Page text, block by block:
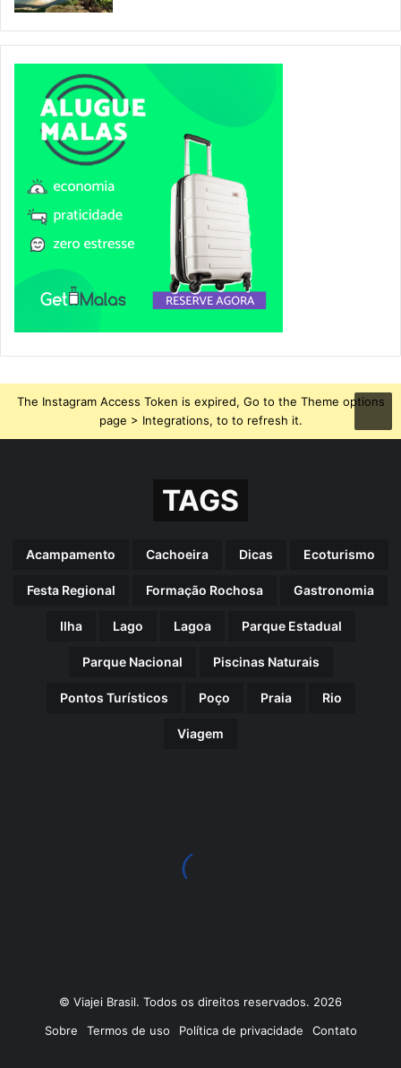
The Instagram Access Token is expired, Go to the Theme options
page > Integrations, to to refresh it.
TAGS
Acampamento Cachoeira Dicas Ecoturismo
Festa Regional Formação Rochosa Gastronomia
Ilha Lago Lagoa Parque Estadual
Parque Nacional Piscinas Naturais
Pontos Turísticos Poço Praia Rio
Viagem
© Viajei Brasil. Todos os direitos reservados. 2026
Sobre
Termos de uso Política de privacidade Contato